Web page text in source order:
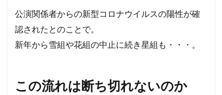
公演関係者からの新型コロナウイルスの陽性が確
認されたとのことで。
新年から雪組や花組の中止に続き星組も・・・。
この流れは断ち切れないのか